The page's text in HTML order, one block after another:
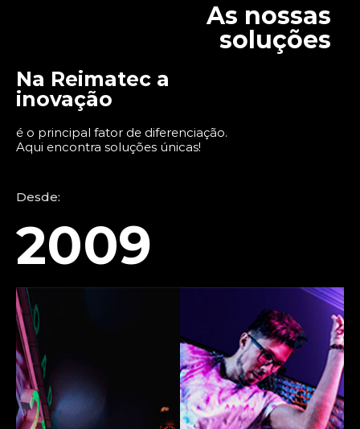
As nossas
soluções
Na Reimatec a
inovação
é o principal fator de diferenciação.
Aqui encontra soluções únicas!
Desde:
2009